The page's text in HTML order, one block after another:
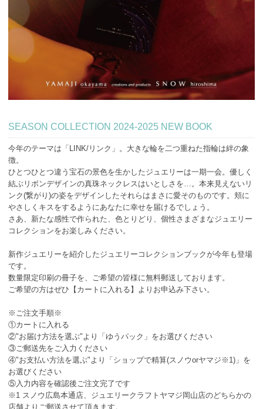
SEASON COLLECTION 2024-2025 NEW BOOK
今年のテーマは「LINK/リンク」。大きな輪を二つ重ねた指輪は絆の象
徴。
ひとつひとつ違う宝石の景色を生かしたジュエリーは一期一会。優しく
結ぶリボンデザインの真珠ネックレスはいとしさを…。本来見えないリ
ンク(繋がり)の姿をデザインしたそれらはまさに愛そのものです。頬に
やさしくキスをするようにあなたに幸せを届けるでしょう。
さあ、新たな感性で作られた、色とりどり、個性さまざまなジュエリー
コレクションをお楽しみください。
新作ジュエリーを紹介したジュエリーコレクションブックが今年も登場
です。
数量限定印刷の冊子を、ご希望の皆様に無料郵送しております。
ご希望の方はぜひ【カートに入れる】よりお申込み下さい。
※ご注文手順※
①カートに入れる
②"お届け方法を選ぶ"より「ゆうパック」をお選びください
③ご郵送先をご入力ください
④"お支払い方法を選ぶ"より「ショップで精算(スノウorヤマジ※1)」を
お選びください
⑤入力内容を確認後ご注文完了です
※1 スノウ広島本通店、ジュエリークラフトヤマジ岡山店のどちらかの
店舗よりご郵送させて頂きます。